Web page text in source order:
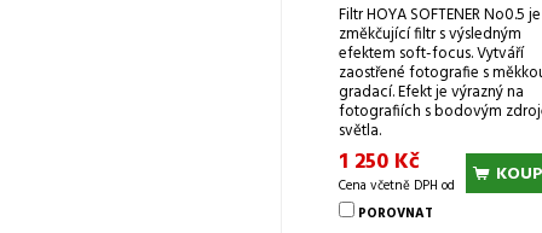
Filtr HOYA SOFTENER No0.5 je
změkčující filtr s výsledným
efektem soft-focus. Vytváří
zaostřené fotografie s
gradací. Efekt je výrazný na
fotografiích s bodovým
světla.
1 250 Kč
Cena včetně DPH od
POROVNAT